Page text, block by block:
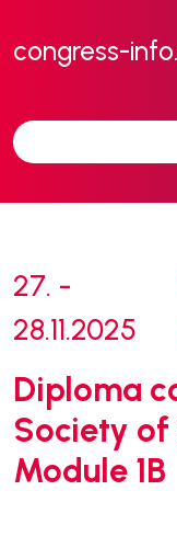
congress-
27. -
28.11.2025
Diploma
Society of
Module 1B